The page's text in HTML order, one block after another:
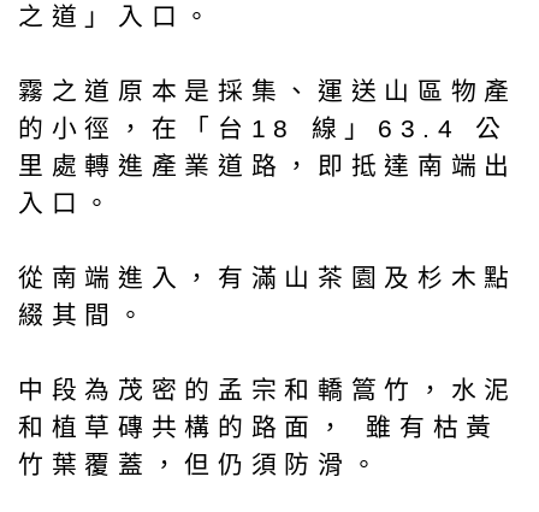
之道」入口。
霧之道原本是採集、運送山區物產
的小徑，在「台18 線」63.4 公
里處轉進產業道路，即抵達南端出
入口。
從南端進入，有滿山茶園及杉木點
綴其間。
中段為茂密的孟宗和轎篙竹，水泥
和植草磚共構的路面， 雖有枯黃
竹葉覆蓋，但仍須防滑。